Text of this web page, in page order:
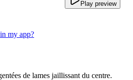
Play preview
my app?
de lames jaillissant du centre.